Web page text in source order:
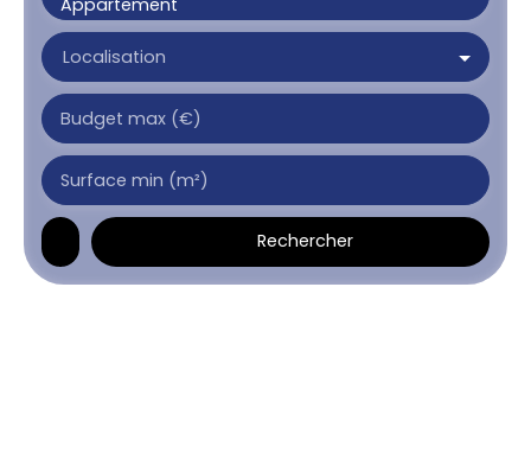
Localisation
Budget max (€)
Surface min (m²)
Rechercher